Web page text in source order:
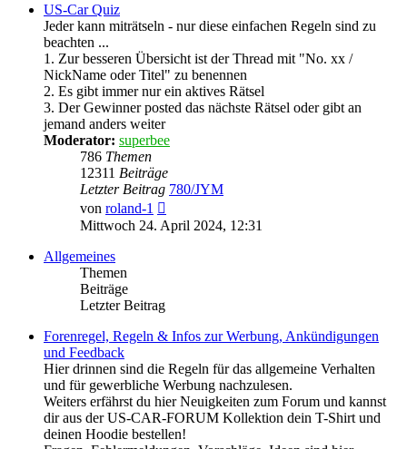
US-Car Quiz
Jeder kann miträtseln - nur diese einfachen Regeln sind zu
beachten ...
1. Zur besseren Übersicht ist der Thread mit "No. xx /
NickName oder Titel" zu benennen
2. Es gibt immer nur ein aktives Rätsel
3. Der Gewinner posted das nächste Rätsel oder gibt an
jemand anders weiter
Moderator: superbee
786 Themen
12311 Beiträge
Letzter Beitrag 780/JYM
von roland-1
Beitrag
Mittwoch 24. April 2024, 12:31
Allgemeines
Themen
Beiträge
Letzter Beitrag
Forenregel, Regeln & Infos zur Werbung, Ankündigungen
und Feedback
Hier drinnen sind die Regeln für das allgemeine Verhalten
und für gewerbliche Werbung nachzulesen.
Weiters erfährst du hier Neuigkeiten zum Forum und kannst
dir aus der US-CAR-FORUM Kollektion dein T-Shirt und
deinen Hoodie bestellen!